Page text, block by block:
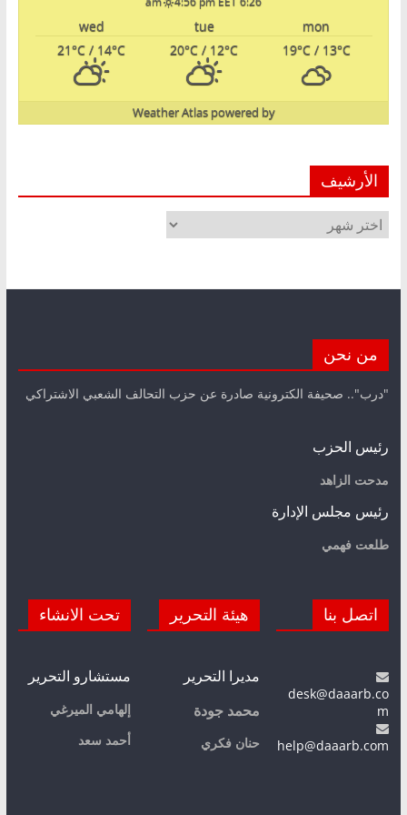
mon
tue
wed
19°C/ 13°C
20°C / 12°C
21°C / 14°C
powered by
Weather Atlas
الأرشيف
الأرشيف
من نحن
"درب".. صحيفة الكترونية صادرة عن حزب التحالف الشعبي الاشتراكي
رئيس الحزب
مدحت الزاهد
رئيس مجلس الإدارة
طلعت فهمي
اتصل بنا
desk@daaarb.co
m
help@daaarb.com
هيئة التحرير
مديرا التحرير
محمد جودة
حنان فكري
تحت الانشاء
مستشارو التحرير
إلهامي الميرغي
أحمد سعد